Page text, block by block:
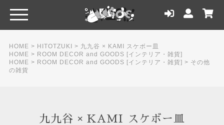
HOME > HITOTZUKI > 九九谷 × KAMI スケボー皿
HOME > ROOM DECOR and GOODS [インテリア・雑貨]
HOME > ROOM DECOR and GOODS [インテリア・雑貨] > その他
の雑貨
九九谷 × KAMI スケボー皿